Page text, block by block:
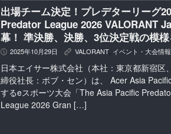
出場チーム決定！プレデターリーグ
Predator League 2026 VALORANT
幕！ 準決勝、決勝、3位決定戦の模様
P 2025年10月29日 K VALORANT, イベント・大会情報
日本エイサー株式会社（本社：東京都新宿区
締役社長：ボブ・セン）は、 Acer Asia
するeスポーツ大会「The Asia Pacific
League 2026 Gran […]